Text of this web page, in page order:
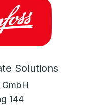
Solutions
144